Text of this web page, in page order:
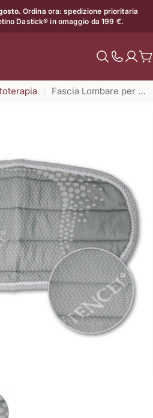
Ordina ora: spedizione prioritaria
Dastick® in omaggio da 199 €.
il
numero
Fascia Lombare per Magnetoterapia